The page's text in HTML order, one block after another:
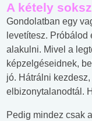
A kétely
Gondolatban egy
levetítesz.
alakulni. Mivel a
képzelgéseidnek,
jó. Hátrálni
elbizonytalanodtál.
Pedig mindez csak